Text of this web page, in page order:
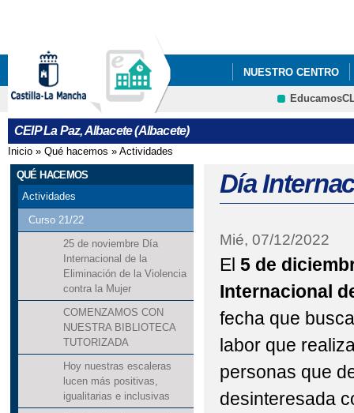
NUESTRO CENTRO
ERASMUS +
CEIP La Paz, Albacete (Albacete)
Se encuentra usted aquí
Inicio » Qué hacemos » Actividades
QUÉ HACEMOS
Actividades
Curso 21/22
25 de noviembre Día
Internacional de la
Eliminación de la Violencia
contra la Mujer
COMENZAMOS CON
NUESTRA BIBLIOTECA
TUTORIZADA
Hoy nuestras escaleras
lucen más positivas,
igualitarias e inclusivas
Día
Mié, 07/12/2022
El 5 de
Internacional
fecha que
labor que
personas que
desinteresada